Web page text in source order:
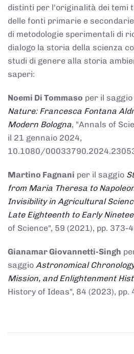
distinti per l'originalità dei temi
delle fonti primarie e
di metodologie sperimentali di
dialogo la storia della scienza
studi di genere alla storia
saperi:
Noemi Di Tommaso per il saggio
Nature: Francesca Fontana
Modern Bologna, "Annals of
il 21 gennaio 2024,
10.1080/
Martino Fagnani per il saggio
from Maria Theresa to
Invisibility in Agricultural
Late Eighteenth to Early
of Science", 59 (2021), pp. 373-
Gianamar Giovannetti-Singh
saggio Astronomical
Mission, and Enlightenment
History of Ideas", 84 (2023), pp.